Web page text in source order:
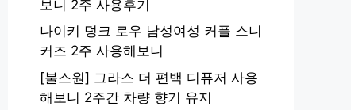
보니 2주 사용후기
나이키 덩크 로우 남성여성 커플 스니
커즈 2주 사용해보니
[불스원] 그라스 더 편백 디퓨저 사용
해보니 2주간 차량 향기 유지